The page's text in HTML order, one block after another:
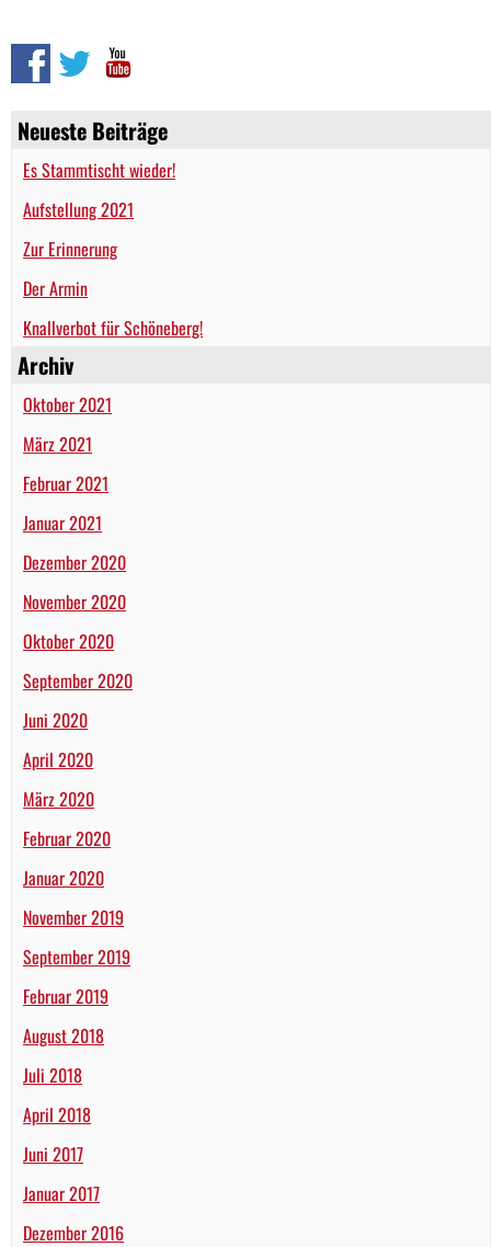
Neueste Beiträge
Es Stammtischt wieder!
Aufstellung 2021
Zur Erinnerung
Der Armin
Knallverbot für Schöneberg!
Archiv
Oktober 2021
März 2021
Februar 2021
Januar 2021
Dezember 2020
November 2020
Oktober 2020
September 2020
Juni 2020
April 2020
März 2020
Februar 2020
Januar 2020
November 2019
September 2019
Februar 2019
August 2018
Juli 2018
April 2018
Juni 2017
Januar 2017
Dezember 2016